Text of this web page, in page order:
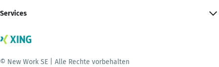
Services
© New Work SE | Alle Rechte vorbehalten